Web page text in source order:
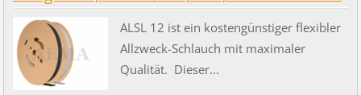
ALSL 12 ist ein kostengünstiger flexibler
Allzweck-Schlauch mit maximaler
Qualität. Dieser...